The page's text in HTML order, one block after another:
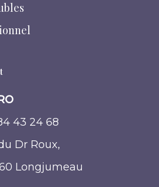
43 24 68
Dr Roux,
Longjumeau